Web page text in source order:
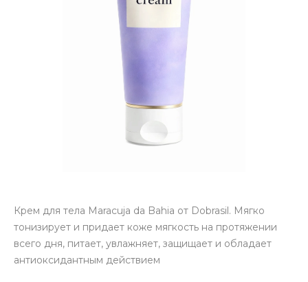
Крем для тела Maracuja da Bahia от Dobrasil. Мягко
тонизирует и придает коже мягкость на протяжении
всего дня, питает, увлажняет, защищает и обладает
антиоксидантным действием